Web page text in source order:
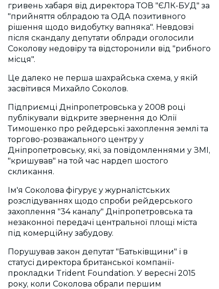
гривень хабаря від директора ТОВ "ЄЛК-БУД" за
"прийняття облрадою та ОДА позитивного
рішення щодо видобутку вапняка". Невдовзі
після скандалу депутати облради оголосили
Соколову недовіру та відсторонили від "рибного
місця".
Це далеко не перша шахрайська схема, у якій
засвітився Михайло Соколов.
Підприємці Дніпропетровська у 2008 році
публікували відкрите звернення до Юлії
Тимошенко про рейдерські захоплення землі та
торгово-розважального центру у
Дніпропетровську, які, за повідомленнями у ЗМІ,
"кришував" на той час нардеп шостого
скликання.
Ім'я Соколова фігурує у журналістських
розслідуваннях щодо спроби рейдерського
захоплення "34 каналу" Дніпропетровська та
незаконної передачі центральної площі міста
під комерційну забудову.
Порушував закон депутат "Батьківщини" і в
статусі директора британської компанії-
прокладки Trident Foundation. У вересні 2015
року, коли Соколова обрали першим